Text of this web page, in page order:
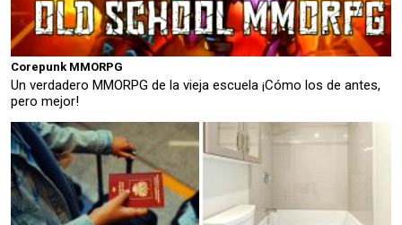
Corepunk MMORPG
Un verdadero MMORPG de la vieja escuela ¡Cómo los de antes,
pero mejor!